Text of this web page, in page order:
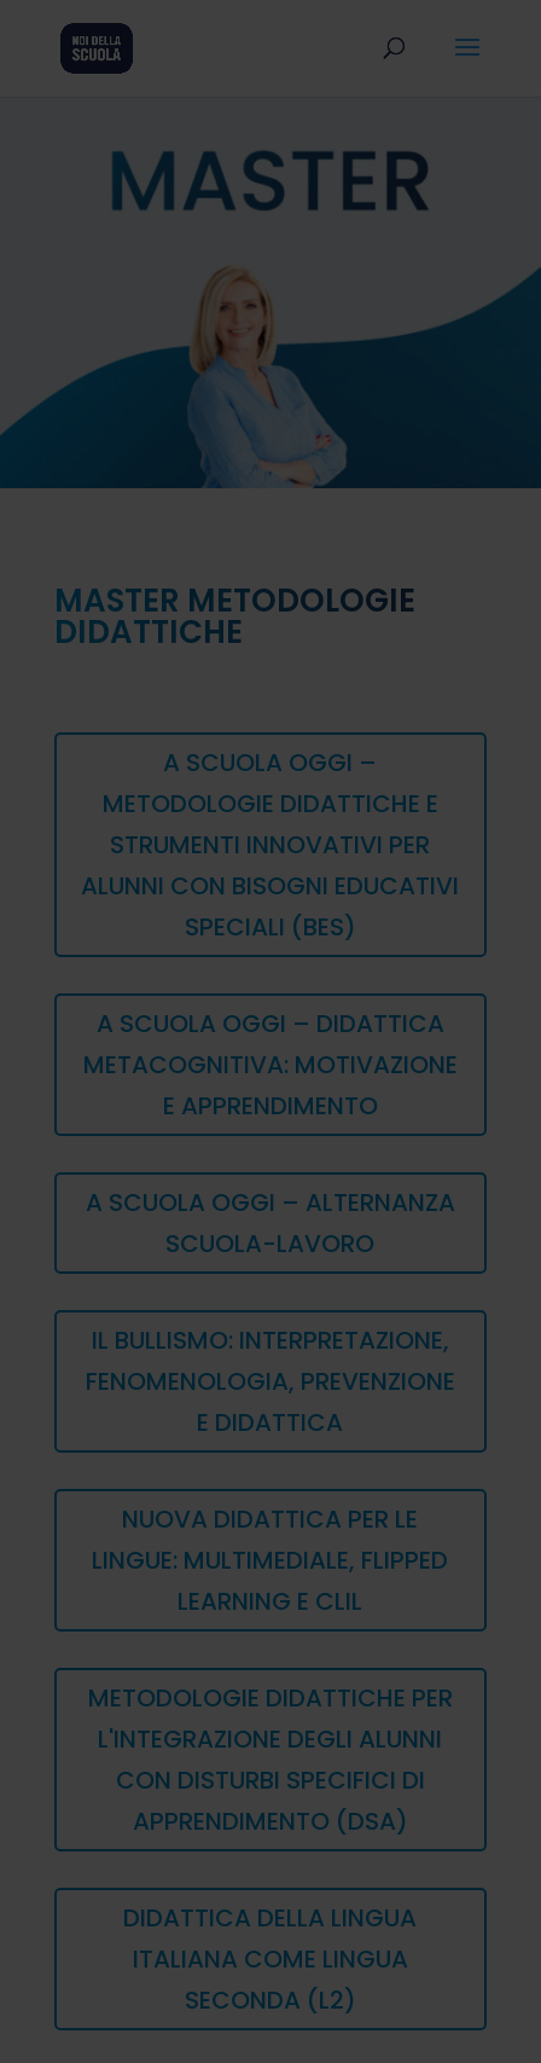
MASTER METODOLOGIE
DIDATTICHE
A SCUOLA OGGI –
METODOLOGIE DIDATTICHE E
STRUMENTI INNOVATIVI PER
ALUNNI CON BISOGNI EDUCATIVI
SPECIALI (BES)
A SCUOLA OGGI – DIDATTICA
METACOGNITIVA: MOTIVAZIONE
E APPRENDIMENTO
A SCUOLA OGGI – ALTERNANZA
SCUOLA-LAVORO
IL BULLISMO: INTERPRETAZIONE,
FENOMENOLOGIA, PREVENZIONE
E DIDATTICA
NUOVA DIDATTICA PER LE
LINGUE: MULTIMEDIALE, FLIPPED
LEARNING E CLIL
METODOLOGIE DIDATTICHE PER
L'INTEGRAZIONE DEGLI ALUNNI
CON DISTURBI SPECIFICI DI
APPRENDIMENTO (DSA)
DIDATTICA DELLA LINGUA
ITALIANA COME LINGUA
SECONDA (L2)